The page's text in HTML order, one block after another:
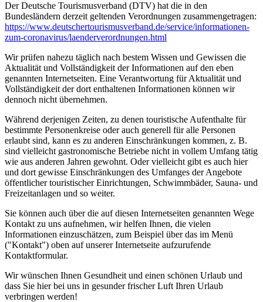
Der Deutsche Tourismusverband (DTV) hat die in den
Bundesländern derzeit geltenden Verordnungen zusammengetragen:
https://www.deutscher­tourismusverband.de/­service/­informationen-
zum-coronavirus/­laenderverordnungen.html
Wir prüfen nahezu täglich nach bestem Wissen und Gewissen die
Aktualität und Vollständigkeit der Informationen auf den eben
genannten Internetseiten. Eine Verantwortung für Aktualität und
Vollständigkeit der dort enthaltenen Informationen können wir
dennoch nicht übernehmen.
Während derjenigen Zeiten, zu denen touristische Aufenthalte für
bestimmte Personenkreise oder auch generell für alle Personen
erlaubt sind, kann es zu anderen Einschränkungen kommen, z. B.
sind vielleicht gastronomische Betriebe nicht in vollem Umfang tätig
wie aus anderen Jahren gewohnt. Oder vielleicht gibt es auch hier
und dort gewisse Einschränkungen des Umfanges der Angebote
öffentlicher touristischer Einrichtungen, Schwimmbäder, Sauna- und
Freizeitanlagen und so weiter.
Sie können auch über die auf diesen Internetseiten genannten Wege
Kontakt zu uns aufnehmen, wir helfen Ihnen, die vielen
Informationen einzuschätzen, zum Beispiel über das im Menü
("Kontakt") oben auf unserer Internetseite aufzurufende
Kontaktformular.
Wir wünschen Ihnen Gesundheit und einen schönen Urlaub und
dass Sie hier bei uns in gesunder frischer Luft Ihren Urlaub
verbringen werden!